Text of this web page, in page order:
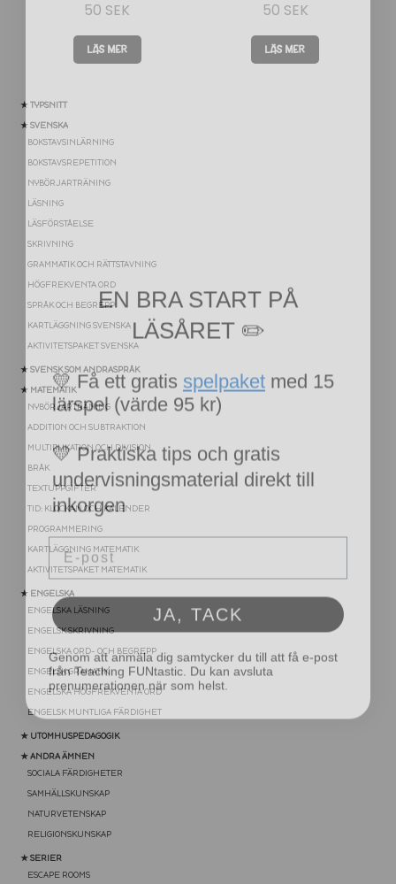
★ TYPSNITT
★ SVENSKA
BOKSTAVSINLÄRNING
BOKSTAVSREPETITION
NYBÖRJARTRÄNING
LÄSNING
LÄSFÖRSTÅELSE
SKRIVNING
GRAMMATIK OCH RÄTTSTAVNING
HÖGFREKVENTA ORD
SPRÅK OCH BEGREPP
KARTLÄGGNING SVENSKA
AKTIVITETSPAKET SVENSKA
★ SVENSK SOM ANDRASPRÅK
★ MATEMATIK
NYBÖRJARTRÄNING
ADDITION OCH SUBTRAKTION
MULTIPLIKATION OCH DIVISION
BRÅK
TEXTUPPGIFTER
TID: KLOCKAN OCH KALENDER
PROGRAMMERING
KARTLÄGGNING MATEMATIK
AKTIVITETSPAKET MATEMATIK
★ ENGELSKA
ENGELSKA LÄSNING
ENGELSK SKRIVNING
ENGELSKA ORD- OCH BEGREPP
ENGELSK GRAMATIK
ENGELSKA HÖGFREKVENTA ORD
ENGELSK MUNTLIGA FÄRDIGHET
★ UTOMHUSPEDAGOGIK
★ ANDRA ÄMNEN
SOCIALA FÄRDIGHETER
SAMHÄLLSKUNSKAP
NATURVETENSKAP
RELIGIONSKUNSKAP
★ SERIER
ESCAPE ROOMS
50 SEK
LÄS MER
50 SEK
LÄS MER
EN BRA START PÅ
LÄSÅRET ✏️
💛 Få ett gratis
lärspel (värde 95 kr)
💛 Praktiska tips och gratis
undervisningsmaterial direkt till
inkorgen
Email
Genom att anmäla dig samtycker du till att få e-post
prenumerationen när som helst.